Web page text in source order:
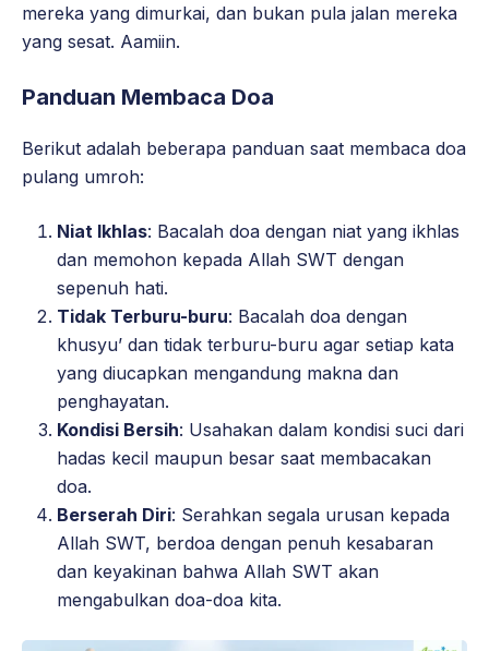
mereka yang dimurkai, dan bukan pula jalan mereka
yang sesat. Aamiin.
Panduan Membaca Doa
Berikut adalah beberapa panduan saat membaca doa
pulang umroh:
Niat Ikhlas: Bacalah doa dengan niat yang ikhlas
dan memohon kepada Allah SWT dengan
sepenuh hati.
Tidak Terburu-buru: Bacalah doa dengan
khusyu’ dan tidak terburu-buru agar setiap kata
yang diucapkan mengandung makna dan
penghayatan.
Kondisi Bersih: Usahakan dalam kondisi suci dari
hadas kecil maupun besar saat membacakan
doa.
Berserah Diri: Serahkan segala urusan kepada
Allah SWT, berdoa dengan penuh kesabaran
dan keyakinan bahwa Allah SWT akan
mengabulkan doa-doa kita.